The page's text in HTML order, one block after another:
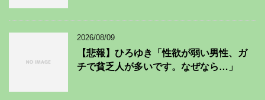
2026/08/09
【悲報】ひろゆき「性欲が弱い男性、ガ
チで貧乏人が多いです。なぜなら…」